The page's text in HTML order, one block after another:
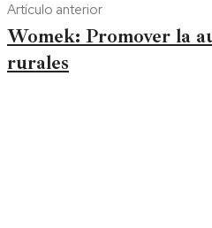
Artículo anterior
Womek: Promover la
rurales